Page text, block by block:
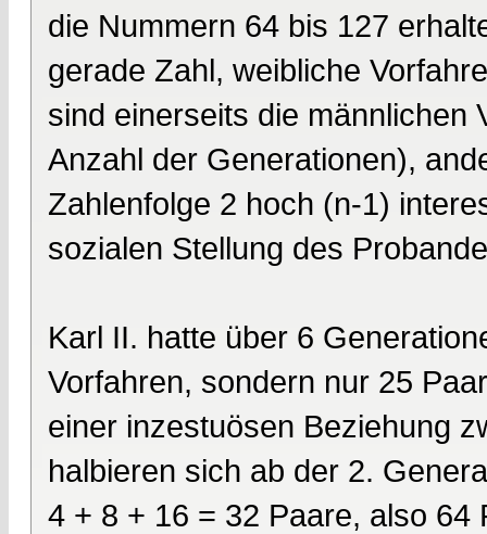
die Nummern 64 bis 127
gerade Zahl, weibliche
sind einerseits die männlichen
Anzahl der Generationen),
Zahlenfolge 2 hoch (n-1)
sozialen Stellung des
Karl II. hatte über 6
Vorfahren, sondern nur 25
einer inzestuösen Beziehung
halbieren sich ab der 2.
4 + 8 + 16 = 32 Paare, also 64